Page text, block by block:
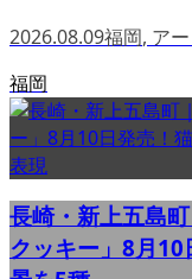
2026.08.09福岡, ア
福岡
長崎・新上五島
クッキー」8月